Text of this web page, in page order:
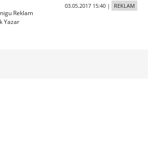
Reklam
Yazar
03.05.2017 15:40| REKLAM